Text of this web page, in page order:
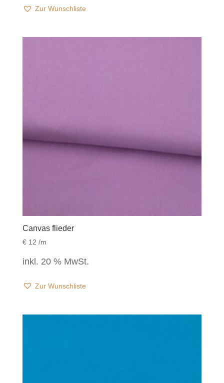
Zur Wunschliste
Canvas flieder
€12 /m
inkl. 20 % MwSt.
Zur Wunschliste